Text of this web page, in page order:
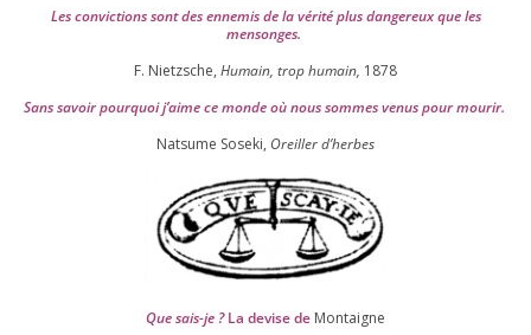
Les convic­tions sont des enne­mis de la véri­té plus dan­ge­reux que les
mensonges.
F. Nietzsche, Humain, trop humain, 1878
Sans savoir pour­quoi j’aime ce monde où nous sommes venus pour mourir.
Natsume Soseki, Oreiller d’herbes
Que sais-je ?La devise de Montaigne